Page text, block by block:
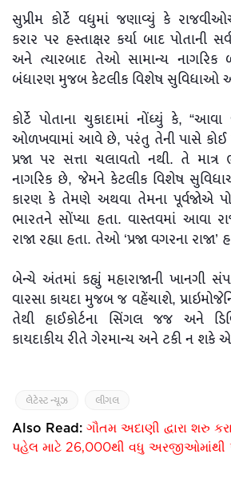
સુપ્રીમ કોર્ટે વધુમાં જણાવ્યું કે
કરાર પર હસ્તાક્ષર કર્યા બાદ પોતાની
અને ત્યારબાદ તેઓ સામાન્ય નાગરિક
બંધારણ મુજબ કેટલીક વિશેષ સુવિધાઓ
કોર્ટે પોતાના ચુકાદામાં નોંધ્યું કે,
ઓળખવામાં આવે છે, પરંતુ તેની પાસે કોઈ
પ્રજા પર સત્તા ચલાવતો નથી. તે
નાગરિક છે, જેમને કેટલીક વિશેષ
કારણ કે તેમણે અથવા તેમના પૂર્વજોએ
ભારતને સોંપ્યા હતા. વાસ્તવમાં આવા
રાજા રહ્યા હતા. તેઓ ‘પ્રજા વગરના રાજા’
બેન્ચે અંતમાં કહ્યું મહારાજાની ખાનગી
વારસા કાયદા મુજબ જ વહેંચાશે,
તેથી હાઈકોર્ટના સિંગલ જજ અને
કાયદાકીય રીતે ગેરમાન્ય અને ટકી ન શકે
લેટેસ્ટ ન્યૂઝ લીગલ
Also Read: ગૌતમ અદાણી દ્વારા શરુ
પહેલ માટે 26,000થી વધુ